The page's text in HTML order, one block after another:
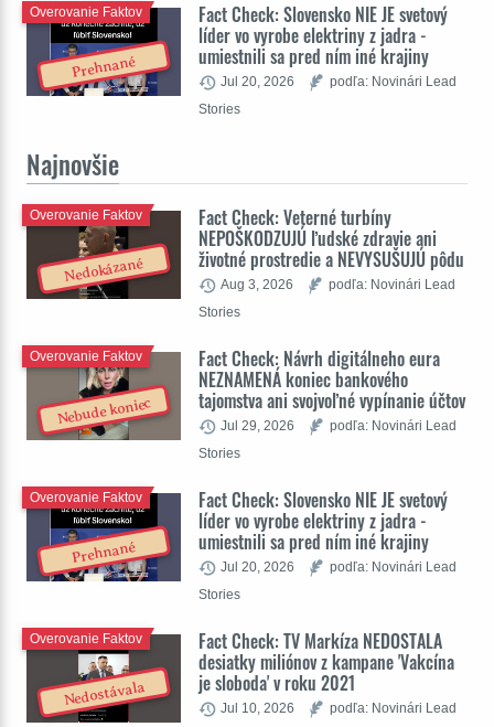
Prehnané
Fact Check: Slovensko NIE JE svetový
líder vo vyrobe elektriny z jadra -
umiestnili sa pred ním iné krajiny
Overovanie Faktov
Jul 20, 2026
podľa: Novinári Lead
Stories
Najnovšie
Nedokázané
Fact Check: Veterné turbíny
NEPOŠKODZUJÚ ľudské zdravie ani
životné prostredie a NEVYSUŠUJÚ pôdu
Overovanie Faktov
Aug 3, 2026
podľa: Novinári Lead
Stories
Nebude koniec
Fact Check: Návrh digitálneho eura
NEZNAMENÁ koniec bankového
tajomstva ani svojvoľné vypínanie účtov
Overovanie Faktov
Jul 29, 2026
podľa: Novinári Lead
Stories
Prehnané
Fact Check: Slovensko NIE JE svetový
líder vo vyrobe elektriny z jadra -
umiestnili sa pred ním iné krajiny
Overovanie Faktov
Jul 20, 2026
podľa: Novinári Lead
Stories
Nedostávala
Fact Check: TV Markíza NEDOSTALA
desiatky miliónov z kampane 'Vakcína
je sloboda' v roku 2021
Overovanie Faktov
Jul 10, 2026
podľa: Novinári Lead